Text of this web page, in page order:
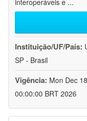
interoperáveis e ...
Instituição/UF/País:
SP - Brasil
Vigência: Mon Dec
00:00:00 BRT 2026